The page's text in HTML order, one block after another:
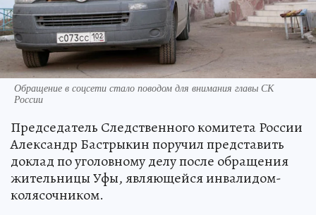
Обращение в соцсети стало поводом для внимания главы СК
России
Председатель Следственного комитета России
Александр Бастрыкин поручил представить
доклад по уголовному делу после обращения
жительницы Уфы, являющейся инвалидом-
колясочником.